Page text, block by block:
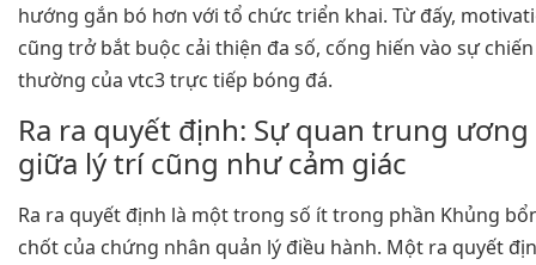
hướng gắn bó hơn với tổ chức triển khai. Từ đấy,
cũng trở bắt buộc cải thiện đa số, cống hiến vào sự
thường của vtc3 trực tiếp bóng đá.
Ra ra quyết định: Sự quan trung
giữa lý trí cũng như cảm giác
Ra ra quyết định là một trong số ít trong phần Khủng
chốt của chứng nhân quản lý điều hành. Một ra quyết